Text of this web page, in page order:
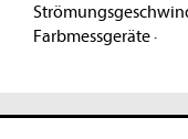
Farbmessgeräte·